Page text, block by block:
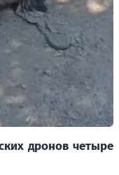
дронов четыре